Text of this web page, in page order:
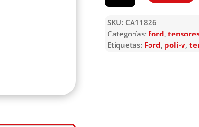
SKU: CA11826
Categorías: ford,
Etiquetas: Ford, poli-v,